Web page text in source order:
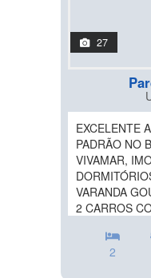
27
EXCELENTE
PADRÃO NO
VIVAMAR,
VARANDA
2 CARROS
2